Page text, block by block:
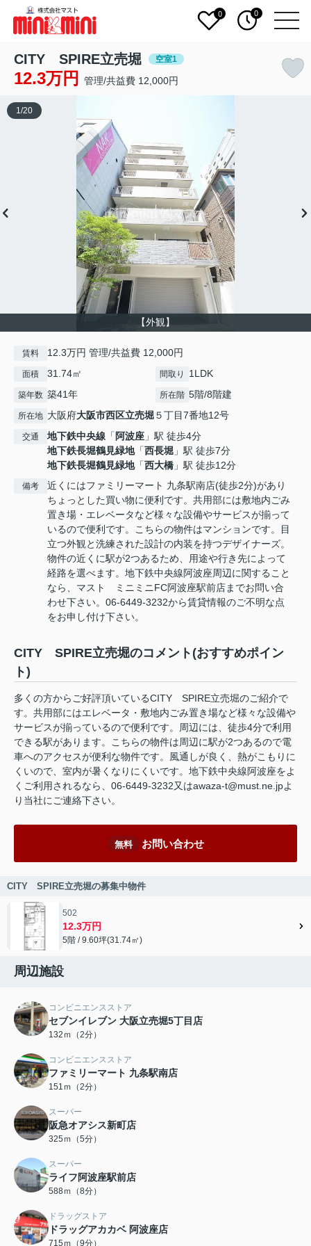
0 0
CITY SPIRE立売堀 空室1
12.3万円 管理/共益費 12,000円
【外観】
1 /20
賃料 12.3万円 管理/共益費 12,000円
面積 31.74㎡ 間取り 1LDK
築年数 築41年 所在階 5階/8階建
所在地 大阪府大阪市西区立売堀５丁目7番地12号
交通 地下鉄中央線 「 阿波座 」駅 徒歩4分
地下鉄長堀鶴見緑地「西長堀 」駅 徒歩7分
地下鉄長堀鶴見緑地「西大橋 」駅 徒歩12分
備考
近くにはファミリーマート 九条駅南店(徒歩2分)があり
ちょっとした買い物に便利です。共用部には敷地内ごみ
置き場・エレベータなど様々な設備やサービスが揃って
いるので便利です。こちらの物件はマンションです。目
立つ外観と洗練された設計の内装を持つデザイナーズ。
物件の近くに駅が2つあるため、用途や行き先によって
経路を選べます。地下鉄中央線阿波座周辺に関すること
なら、マスト ミニミニFC阿波座駅前店までお問い合
わせ下さい。06-6449-3232から賃貸情報のご不明な点
をお申し付け下さい。
CITY SPIRE立売堀のコメント(おすすめポイン
ト)
多くの方からご好評頂いているCITY SPIRE立売堀のご紹介で
す。共用部にはエレベータ・敷地内ごみ置き場など様々な設備や
サービスが揃っているので便利です。周辺には、徒歩4分で利用
できる駅があります。こちらの物件は周辺に駅が2つあるので電
車へのアクセスが便利な物件です。風通しが良く、熱がこもりに
くいので、室内が暑くなりにくいです。地下鉄中央線阿波座をよ
くご利用されるなら、06-6449-3232又はawaza-t@must.ne.jpよ
り当社にご連絡下さい。
無料 お問い合わせ
CITY SPIRE立売堀の募集中物件
502
12.3万円
5階 / 9.60坪(31.74㎡)
周辺施設
コンビニエンスストア
セブンイレブン 大阪立売堀5丁目店
132ｍ（2分）
コンビニエンスストア
ファミリーマート 九条駅南店
151ｍ（2分）
スーパー
阪急オアシス新町店
325ｍ（5分）
スーパー
ライフ阿波座駅前店
588ｍ（8分）
ドラッグストア
ドラッグアカカベ 阿波座店
715ｍ（9分）